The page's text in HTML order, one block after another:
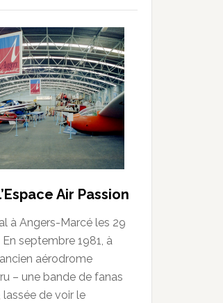
Air Passion
à Angers-Marcé les 29
septembre 1981, à
aérodrome
– une bande de fanas
lassée de voir le